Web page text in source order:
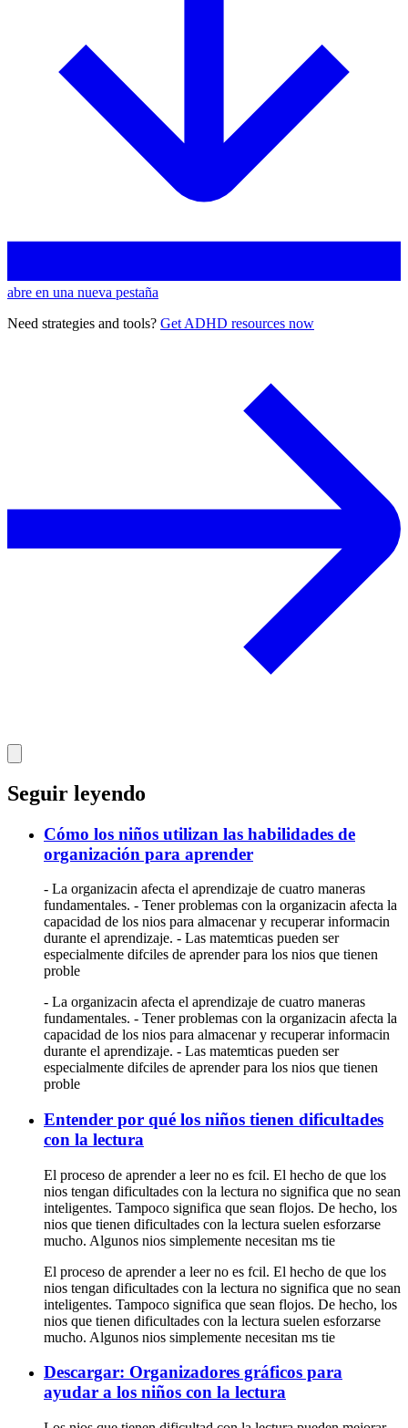
abre en una nueva pestaña
Need strategies and tools? Get ADHD resources now
Seguir leyendo
Cómo los niños utilizan las habilidades de
organización para aprender
- La organizacin afecta el aprendizaje de cuatro maneras
fundamentales. - Tener problemas con la organizacin afecta la
capacidad de los nios para almacenar y recuperar informacin
durante el aprendizaje. - Las matemticas pueden ser
especialmente difciles de aprender para los nios que tienen
proble
- La organizacin afecta el aprendizaje de cuatro maneras
fundamentales. - Tener problemas con la organizacin afecta la
capacidad de los nios para almacenar y recuperar informacin
durante el aprendizaje. - Las matemticas pueden ser
especialmente difciles de aprender para los nios que tienen
proble
Entender por qué los niños tienen dificultades
con la lectura
El proceso de aprender a leer no es fcil. El hecho de que los
nios tengan dificultades con la lectura no significa que no sean
inteligentes. Tampoco significa que sean flojos. De hecho, los
nios que tienen dificultades con la lectura suelen esforzarse
mucho. Algunos nios simplemente necesitan ms tie
El proceso de aprender a leer no es fcil. El hecho de que los
nios tengan dificultades con la lectura no significa que no sean
inteligentes. Tampoco significa que sean flojos. De hecho, los
nios que tienen dificultades con la lectura suelen esforzarse
mucho. Algunos nios simplemente necesitan ms tie
Descargar: Organizadores gráficos para
ayudar a los niños con la lectura